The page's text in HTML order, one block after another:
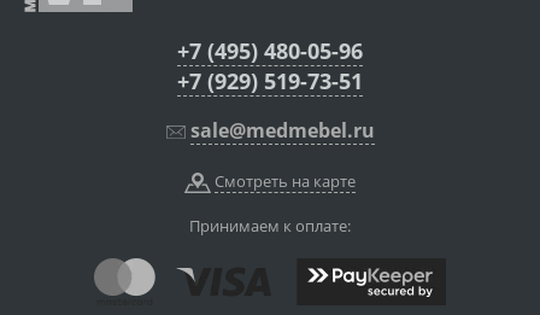
+7 (495) 480-05-96
+7 (929) 519-73-51
sale@medmebel.ru
Смотреть на карте
Принимаем к оплате: